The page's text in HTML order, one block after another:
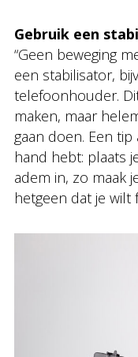
Gebruik een
“Geen beweging
een stabilisator,
telefoonhouder.
maken, maar
gaan doen. Een
hand hebt: plaats
adem in, zo maak
hetgeen dat je wilt